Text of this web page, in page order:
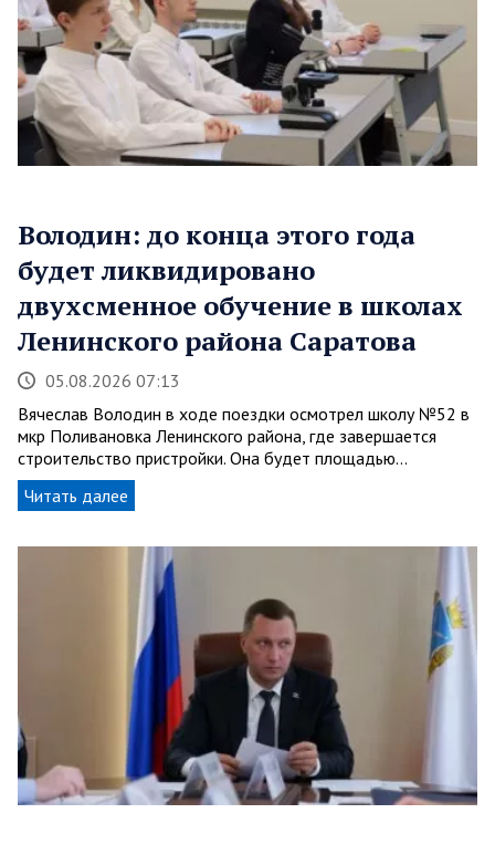
Володин: до конца этого года
будет ликвидировано
двухсменное обучение в школах
Ленинского района Саратова
05.08.2026 07:13
Вячеслав Володин в ходе поездки осмотрел школу №52 в
мкр Поливановка Ленинского района, где завершается
строительство пристройки. Она будет площадью…
Читать далее